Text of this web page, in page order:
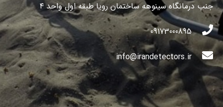
جنب درمانگاه سینوهه ساختمان رویا طبقه اول واحد ۴
09173000895
info@irandetectors.ir